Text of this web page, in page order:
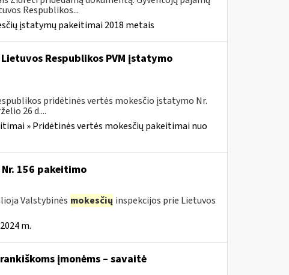
Respublikos...
įstatymų pakeitimai 2018 metais
Respublikos PVM įstatymo
pridėtinės vertės mokesčio įstatymo Nr.
26 d....
» Pridėtinės vertės mokesčių pakeitimai nuo
156 pakeitimo
Valstybinės mokesčių inspekcijos prie Lietuvos
m.
įmonėms – savaitė